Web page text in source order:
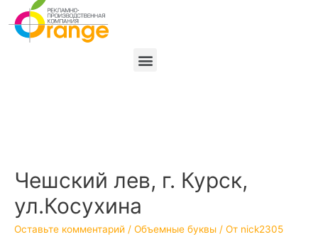
Чешский лев, г. Курск,
ул.Косухина
Оставьте комментарий / Объемные буквы / От nick2305